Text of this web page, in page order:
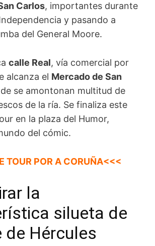
Carlos, importantes durante
y pasando a
del General Moore.
calle Real, vía comercial por
alcanza el Mercado de San
se amontonan multitud de
de la ría. Se finaliza este
en la plaza del Humor,
del cómic.
TOUR POR A CORUÑA<<<
la
silueta de
de Hércules